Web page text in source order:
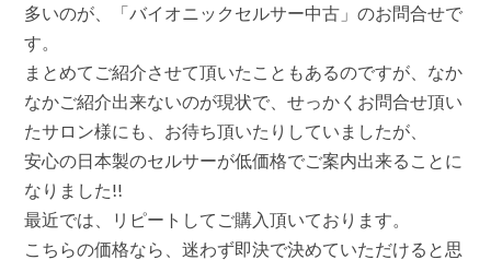
方
に、
低
価
格・
日
製
の
バ
イ
オ
ト
ロ
多いのが、「バイオニックセルサー中古」のお問合せで
す。
まとめてご紹介させて頂いたこともあるのですが、なか
なかご紹介出来ないのが現状で、せっかくお問合せ頂い
たサロン様にも、お待ち頂いたりしていましたが、
安心の日本製のセルサーが低価格でご案内出来ることに
なりました!!
最近では、リピートしてご購入頂いております。
こちらの価格なら、迷わず即決で決めていただけると思